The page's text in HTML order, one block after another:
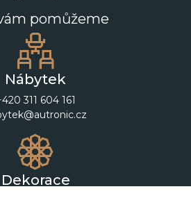
pomůžeme
Nábytek
311 604 161
Dekorace